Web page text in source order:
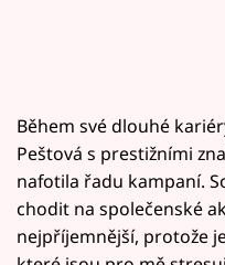
Během své dlouhé
Peštová s prestižními
nafotila řadu kampaní.
chodit na společenské
nejpříjemnější, protože